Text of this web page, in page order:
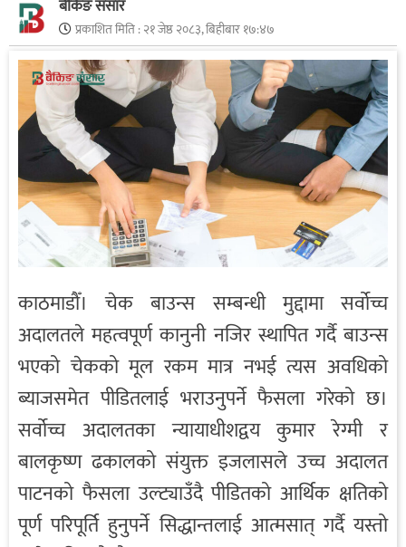
बैंकिङ संसार
प्रकाशित मिति :२१ जेष्ठ २०८३, बिहीबार १७:४७
काठमाडौँ। चेक बाउन्स सम्बन्धी मुद्दामा सर्वोच्च
अदालतले महत्वपूर्ण कानुनी नजिर स्थापित गर्दै बाउन्स
भएको चेकको मूल रकम मात्र नभई त्यस अवधिको
ब्याजसमेत पीडितलाई भराउनुपर्ने फैसला गरेको छ।
सर्वोच्च अदालतका न्यायाधीशद्वयकुमार रेग्मीर
बालकृष्ण ढकालको संयुक्त इजलासले उच्च अदालत
पाटनको फैसला उल्ट्याउँदै पीडितको आर्थिक क्षतिको
पूर्ण परिपूर्ति हुनुपर्ने सिद्धान्तलाई आत्मसात् गर्दै यस्तो